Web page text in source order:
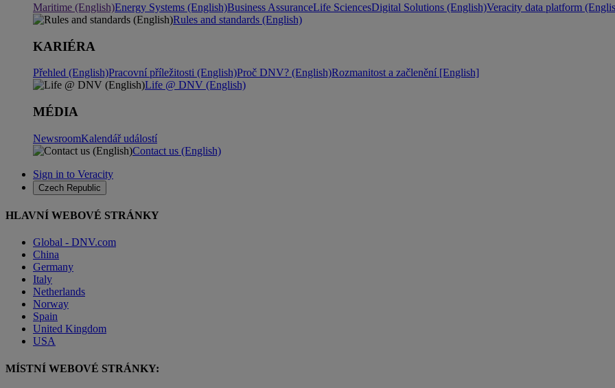
Maritime (English)Energy Systems (English)Business AssuranceLife SciencesDigital Solutions (English)Veracity data platform
Rules and standards (English)
KARIÉRA
Přehled (English)Pracovní příležitosti (English)Proč DNV? (English)Rozmanitost a začlenění [English]
Life @ DNV (English)
MÉDIA
NewsroomKalendář událostí
Contact us (English)
Sign in to Veracity
Czech Republic
HLAVNÍ WEBOVÉ STRÁNKY
Global - DNV.com
China
Germany
Italy
Netherlands
Norway
Spain
United Kingdom
USA
MÍSTNÍ WEBOVÉ STRÁNKY: